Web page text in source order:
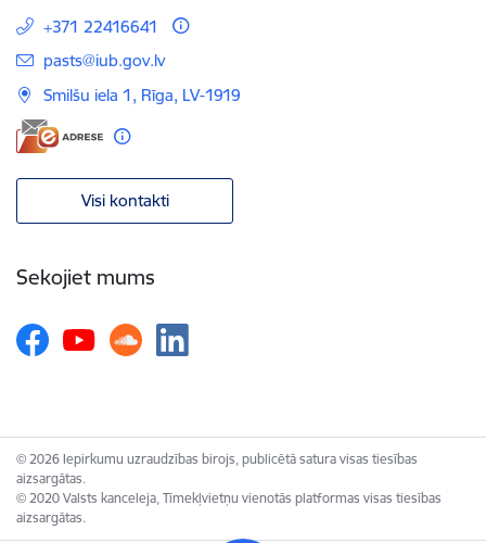
+371 22416641
E-pasts:
pasts@iub.gov.lv
Smilšu iela 1, Rīga, LV-1919
Visi kontakti
Sekojiet mums
© 2026 Iepirkumu uzraudzības birojs, publicētā satura visas tiesības
aizsargātas.
© 2020 Valsts kanceleja, Tīmekļvietņu vienotās platformas visas tiesības
aizsargātas.